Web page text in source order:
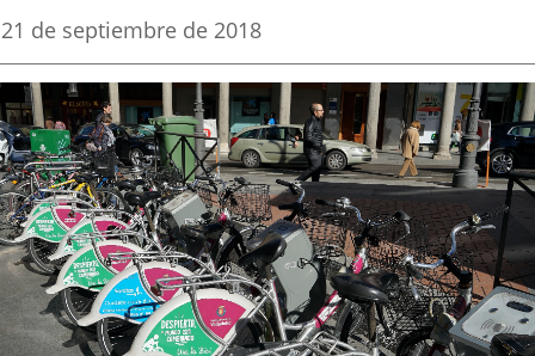
aplicación
externa.
aplicación
externa.
Fecha
la
noticia
21 de septiembre de 2018